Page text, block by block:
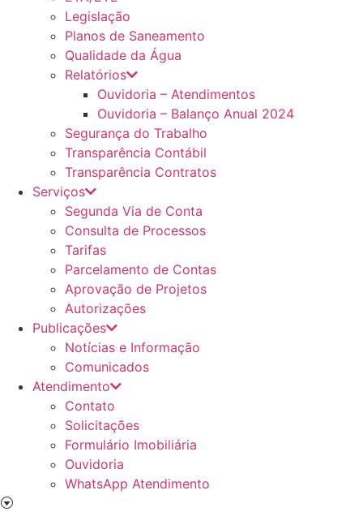
Legislação
Planos de Saneamento
Qualidade da Água
Relatórios
Ouvidoria – Atendimentos
Ouvidoria – Balanço Anual 2024
Segurança do Trabalho
Transparência Contábil
Transparência Contratos
Serviços
Segunda Via de Conta
Consulta de Processos
Tarifas
Parcelamento de Contas
Aprovação de Projetos
Autorizações
Publicações
Notícias e Informação
Comunicados
Atendimento
Contato
Solicitações
Formulário Imobiliária
Ouvidoria
WhatsApp Atendimento